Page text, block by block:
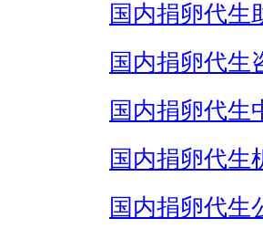
国内捐卵代生
国内捐卵代生
国内捐卵代生
国内捐卵代生
国内捐卵代生